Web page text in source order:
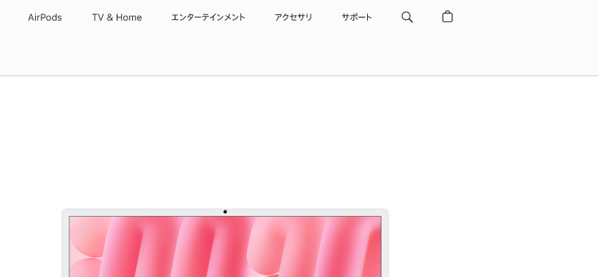
AirPods TV & Home エンターテインメント アクセサリ サポート